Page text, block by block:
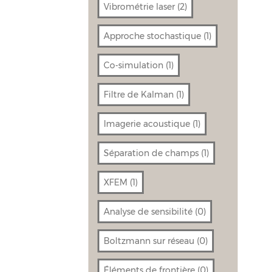
Vibrométrie laser (2)
Approche stochastique (1)
Co-simulation (1)
Filtre de Kalman (1)
Imagerie acoustique (1)
Séparation de champs (1)
XFEM (1)
Analyse de sensibilité (0)
Boltzmann sur réseau (0)